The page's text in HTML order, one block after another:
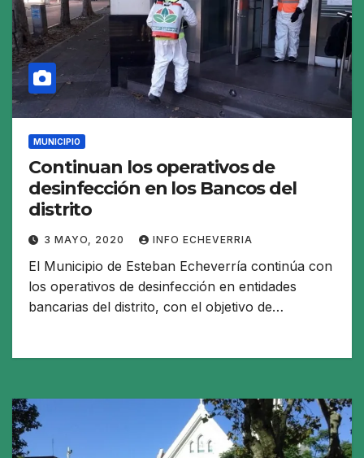
MUNICIPIO
Continuan los operativos de
desinfección en los Bancos del
distrito
3 MAYO, 2020 INFO ECHEVERRIA
El Municipio de Esteban Echeverría continúa con
los operativos de desinfección en entidades
bancarias del distrito, con el objetivo de…